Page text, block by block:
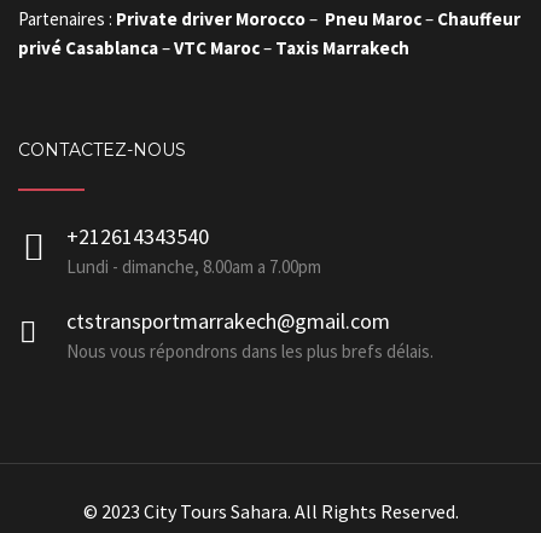
Partenaires : Private driver Morocco– Pneu Maroc– Chauffeur
privé Casablanca–VTC Maroc– Taxis Marrakech
CONTACTEZ-NOUS
+212614343540
Lundi - dimanche, 8.00am a 7.00pm
ctstransportmarrakech@gmail.com
Nous vous répondrons dans les plus brefs délais.
© 2023 City Tours Sahara. All Rights Reserved.